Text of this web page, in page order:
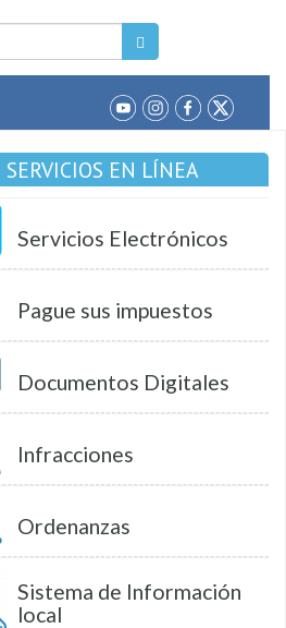
SERVICIOS EN LÍNEA
Servicios Electrónicos
Pague sus impuestos
Documentos Digitales
Infracciones
Ordenanzas
Sistema de Información
local